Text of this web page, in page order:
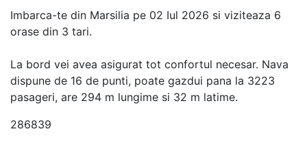
Imbarca-te din Marsilia pe 02 Iul 2026 si viziteaza 6
orase din 3 tari.
La bord vei avea asigurat tot confortul necesar. Nava
dispune de 16 de punti, poate gazdui pana la 3223
pasageri, are 294 m lungime si 32 m latime.
286839